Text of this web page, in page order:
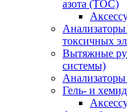
азота (ТОС)
токсичных
Вытяжные
системы)
Гель- и